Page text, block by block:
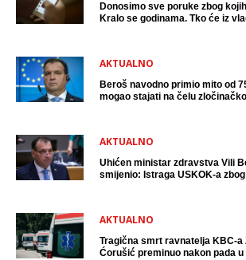
Donosimo sve poruke zbog
Kralo se godinama. Tko će iz
AKTUALNO
Beroš navodno primio mito od
mogao stajati na čelu
AKTUALNO
Uhićen ministar zdravstva Vili
smijenio: Istraga USKOK-a
AKTUALNO
Tragična smrt ravnatelja KBC-a
Ćorušić preminuo nakon pada